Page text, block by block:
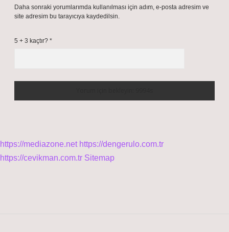
Daha sonraki yorumlarımda kullanılması için adım, e-posta adresim ve
site adresim bu tarayıcıya kaydedilsin.
5 + 3 kaçtır? *
https://mediazone.net https://dengerulo.com.tr
https://cevikman.com.tr Sitemap